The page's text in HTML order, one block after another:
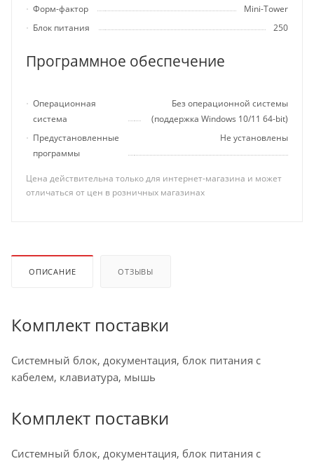
Форм-фактор
Mini-Tower
Блок питания
250
Программное обеспечение
Операционная
система
Без операционной системы
(поддержка Windows 10/11 64-bit)
Предустановленные
программы
Не установлены
Цена действительна только для интернет-магазина и может
отличаться от цен в розничных магазинах
ОПИСАНИЕ ОТЗЫВЫ
Комплект поставки
Системный блок, документация, блок питания с
кабелем, клавиатура, мышь
Комплект поставки
Системный блок, документация, блок питания с